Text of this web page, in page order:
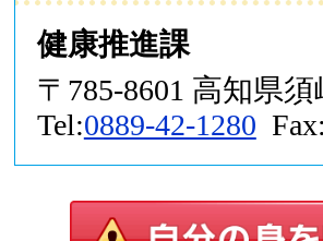
健康推進課
〒785-8601 高知県
Tel:0889-42-1280